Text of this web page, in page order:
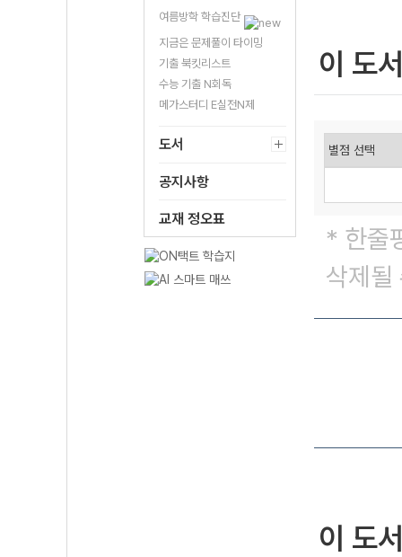
여름방학 학습진단
지금은 문제풀이 타이밍
기출 북킷리스트
수능 기출 N회독
메가스터디 E실전N제
도서
공지사항
교재 정오표
이 도
* 한줄
삭제될
이 도